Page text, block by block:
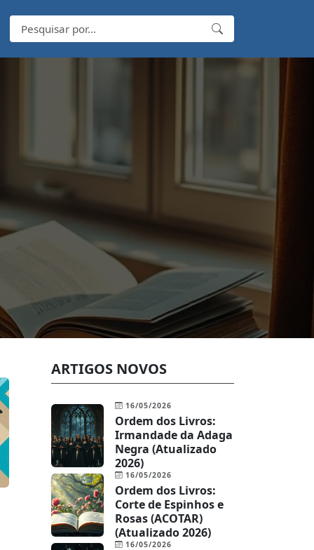
ARTIGOS NOVOS
16/05/2026
Ordem dos Livros:
Irmandade da Adaga
Negra (Atualizado
2026)
16/05/2026
Ordem dos Livros:
Corte de Espinhos e
Rosas (ACOTAR)
(Atualizado 2026)
16/05/2026